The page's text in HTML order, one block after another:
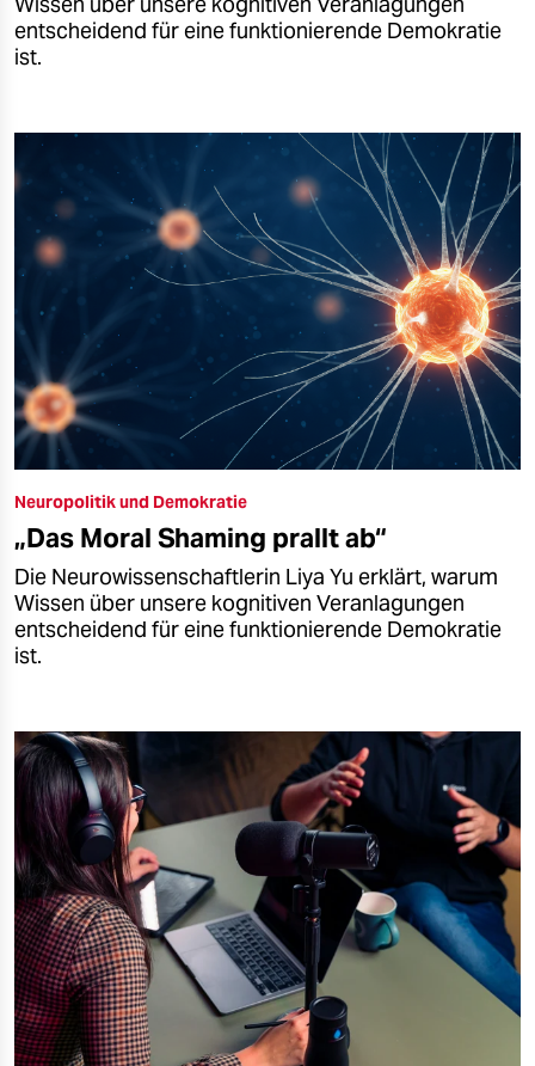
entscheidend für eine funktionierende Demokratie
ist.
Neuropolitik und Demokratie
„Das Moral Shaming prallt ab“
Die Neurowissenschaftlerin Liya Yu erklärt, warum
Wissen über unsere kognitiven Veranlagungen
entscheidend für eine funktionierende Demokratie
ist.